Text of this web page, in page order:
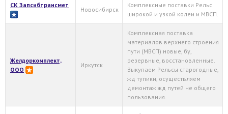
СК Запсибтрансмет
Новосибирск
Комплексные поставки Рельс
широкой и узкой колеи и МВСП.
Желдоркомплект,
ООО
Иркутск
Комплексная поставка
материалов верхнего строения
пути (МВСП) новые, бу,
резервные, восстановленные.
Выкупаем Рельсы старогодные,
жд тупики, осуществляем
демонтаж жд путей не общего
пользования.